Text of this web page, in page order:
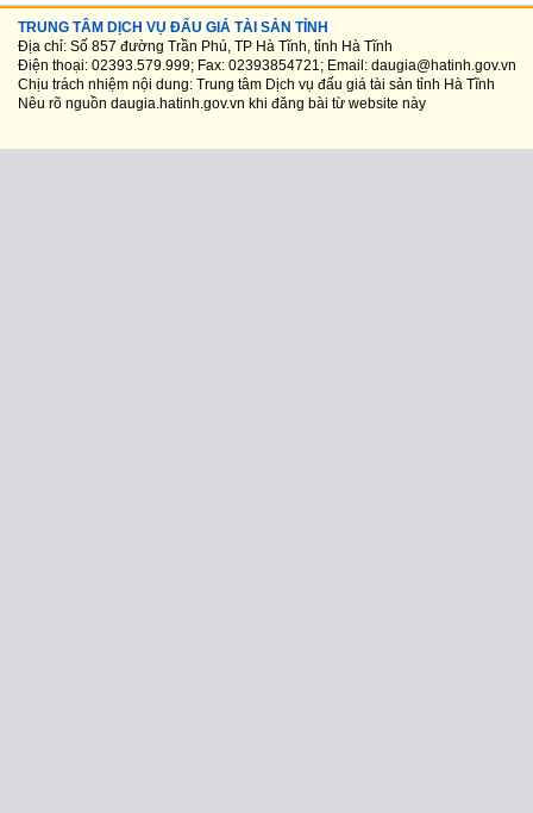
TRUNG TÂM DỊCH VỤ ĐẤU GIÁ TÀI SẢN TỈNH
Địa chỉ: Số 857 đường Trần Phú, TP Hà Tĩnh, tỉnh Hà Tĩnh
Điện thoại: 02393.579.999; Fax: 02393854721; Email: daugia@hatinh.gov.vn
Chịu trách nhiệm nội dung: Trung tâm Dịch vụ đấu giá tài sản tỉnh Hà Tĩnh
Nêu rõ nguồn daugia.hatinh.gov.vn khi đăng bài từ website này